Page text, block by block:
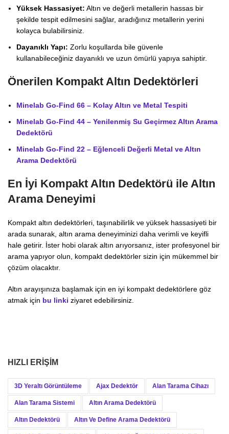
Yüksek Hassasiyet: Altın ve değerli metallerin hassas bir
şekilde tespit edilmesini sağlar, aradığınız metallerin yerini
kolayca bulabilirsiniz.
Dayanıklı Yapı: Zorlu koşullarda bile güvenle
kullanabileceğiniz dayanıklı ve uzun ömürlü yapıya sahiptir.
Önerilen Kompakt Altın Dedektörleri
Minelab Go-Find 66 – Kolay Altın ve Metal Tespiti
Minelab Go-Find 44 – Yenilenmiş Su Geçirmez Altın Arama
Dedektörü
Minelab Go-Find 22 – Eğlenceli Değerli Metal ve Altın
Arama Dedektörü
En İyi Kompakt Altın Dedektörü ile Altın
Arama Deneyimi
Kompakt altın dedektörleri, taşınabilirlik ve yüksek hassasiyeti bir
arada sunarak, altın arama deneyiminizi daha verimli ve keyifli
hale getirir. İster hobi olarak altın arıyorsanız, ister profesyonel bir
arama yapıyor olun, kompakt dedektörler sizin için mükemmel bir
çözüm olacaktır.
Altın arayışınıza başlamak için en iyi kompakt dedektörlere göz
atmak için bu linki ziyaret edebilirsiniz.
HIZLI ERIŞIM
3D Yeraltı Görüntüleme Ajax Dedektör Alan Tarama Cihazı
Alan Tarama Sistemi Altın Arama Dedektörü
Altın Dedektörü Altın Ve Define Arama Dedektörü